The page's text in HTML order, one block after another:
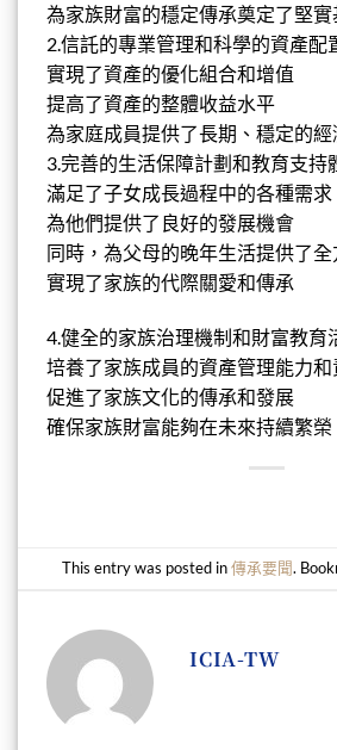
為家族財富的穩定傳承奠定了堅實
2.信託的專業管理和科學的資產配
實現了資產的優化組合和增值
提高了資產的整體收益水平
為家庭成員提供了長期、 穩定的經
3.完善的生活保障計劃和教育支持
滿足了子女成長過程中的各種需求
為他們提供了良好的發展機會
同時，為父母的晚年生活提供了
實現了家族的代際關愛和傳承
4.健全的家族治理機制和財富教育
培養了家族成員的資產管理能力和
促進了家族文化的傳承和發展
確保家族財富能夠在未來持續繁榮
This entry was posted in傳承要聞.
ICIA-TW